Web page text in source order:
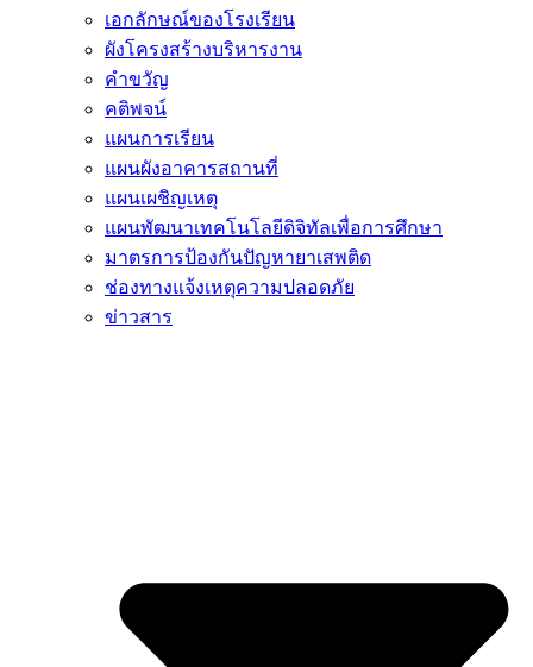
เอกลักษณ์ของโรงเรียน
ผังโครงสร้างบริหารงาน
คำขวัญ
คติพจน์
แผนการเรียน
แผนผังอาคารสถานที่
แผนเผชิญเหตุ
แผนพัฒนาเทคโนโลยีดิจิทัลเพื่อการศึกษา
มาตรการป้องกันปัญหายาเสพติด
ช่องทางแจ้งเหตุความปลอดภัย
ข่าวสาร